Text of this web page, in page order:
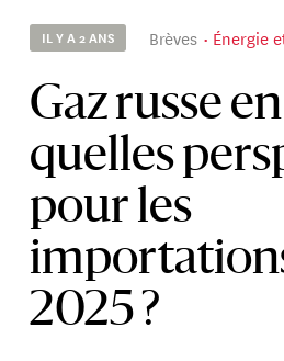
IL Y A 2 ANS Brèves Énergie
Gaz russe
quelles
pour les
2025 ?